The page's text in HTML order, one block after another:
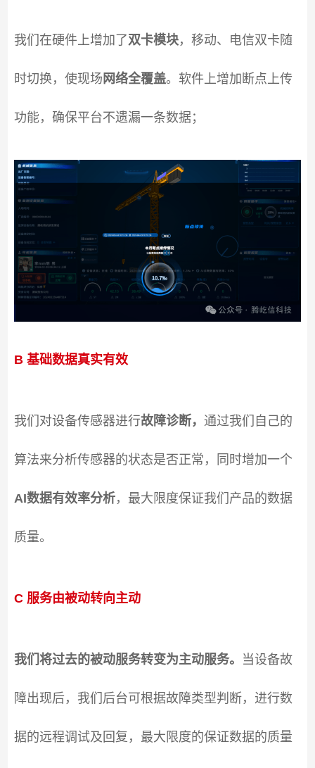
我们在硬件上增加了双卡模块，移动、电信双卡随
时切换，使现场 网络全覆盖。软件上增加断点上传
功能，确保平台不遗漏一条数据；
B 基础数据真实有效
我们对设备传感器进行故障诊断， 通过我们自己的
算法来分析传感器的状态是否正常，同时增加一个
AI数据有效率分析，最大限度保证我们产品的数据
质量。
C 服务由被动转向主动
我们将过去的被动服务转变为主动服务。 当设备故
障出现后，我们后台可根据故障类型判断，进行数
据的远程调试及回复，最大限度的保证数据的质量